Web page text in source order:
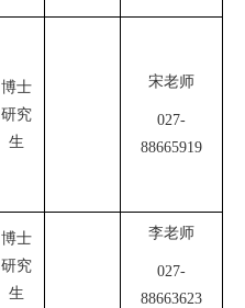
博士
研究
生
宋老师
027-
88665919
博士
研究
生
李老师
027-
88663623